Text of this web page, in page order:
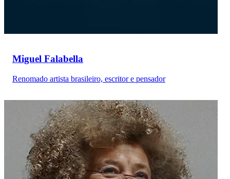
Miguel Falabella
Renomado artista brasileiro, escritor e pensador